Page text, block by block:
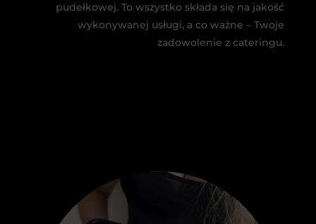
pudełkowej. To wszystko składa się na jakość
wykonywanej usługi, a co ważne – Twoje
zadowolenie z cateringu.